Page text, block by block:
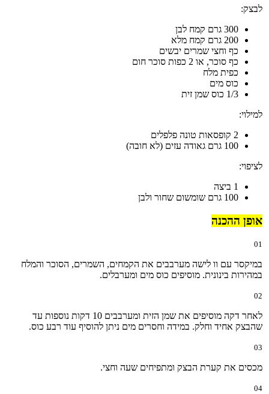
לבצק:
300 גרם קמח לבן
200 גרם קמח מלא
כף וחצי שמרים יבשים
כף סוכר, או 2 כפות סוכר חום
כפית מלח
כוס מים
1/3 כוס שמן זית
למילוי:
2 קופסאות טונה פלפלים
100 גרם גאודה עזים (לא חובה)
לציפוי:
1 ביצה
100 גרם שומשום שחור ולבן
אופן ההכנה
01
במיקסר עם וו לישה מערבבים את הקמחים, השמרים, הסוכר והמלח
במהירות בינונית. מוסיפים כוס מים ומערבלים.
02
לאחר דקה מוסיפים את שמן הזית ומערבבים 10 דקות נוספות עד
שהבצק אחיד וחלק. במידה וחסרים מים ניתן להוסיף עוד רבע כוס.
03
מכסים את קערת הבצק ומתפיחים שעה וחצי.
04